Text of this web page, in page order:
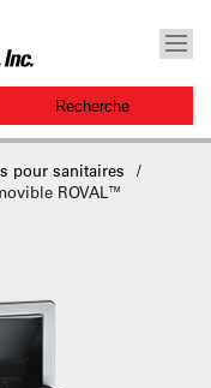
pour sanitaires
ROVAL™